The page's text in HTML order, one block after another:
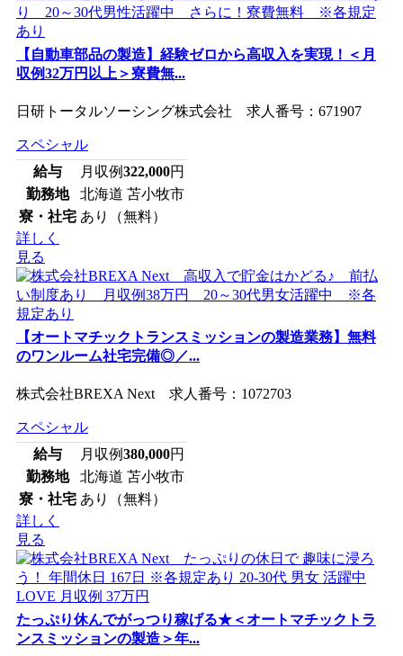
【自動車部品の製造】経験ゼロから高収入を実現！＜月
収例32万円以上＞寮費無...
日研トータルソーシング株式会社 求人番号：671907
スペシャル
給与
月収例322,000円
勤務地
北海道 苫小牧市
寮・社宅 あり（無料）
詳しく
見る
【オートマチックトランスミッションの製造業務】無料
のワンルーム社宅完備◎／...
株式会社BREXA Next 求人番号：1072703
スペシャル
給与
月収例380,000円
勤務地
北海道 苫小牧市
寮・社宅 あり（無料）
詳しく
見る
たっぷり休んでがっつり稼げる★＜オートマチックトラ
ンスミッションの製造＞年...